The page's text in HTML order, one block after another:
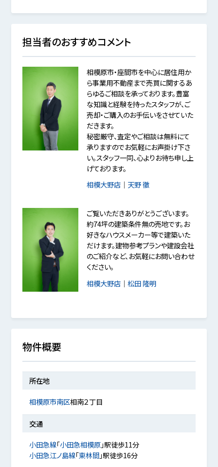
担当者のおすすめコメント
相模原市・座間市を中心に居住用か
ら事業用不動産まで売買に関するあ
らゆるご相談を承っております。豊富
な知識と経験を持ったスタッフが、ご
売却・ご購入のお手伝いをさせていた
だきます。
秘密厳守、査定やご相談は無料にて
承りますのでお気軽にお声掛け下さ
い。スタッフ一同、心よりお待ち申し上
げております。
相模大野店｜ 天野 徹
ご覧いただきありがとうございます。
約74坪の建築条件無の売地です。お
好きなハウスメーカー等で建築いた
だけます。建物参考プランや建設会社
のご紹介など、お気軽にお問い合わせ
ください。
相模大野店｜ 松田 隆明
物件概要
所在地
相模原市南区相南２丁目
交通
小田急線「小田急相模原」駅徒歩11分
小田急江ノ島線「東林間」駅徒歩16分